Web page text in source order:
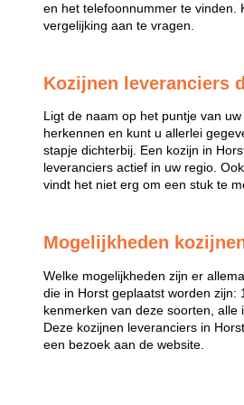
en het telefoonnummer te vinden.
vergelijking aan te vragen.
Kozijnen leveranciers
Ligt de naam op het puntje van
herkennen en kunt u allerlei
stapje dichterbij. Een kozijn in
leveranciers actief in uw regio.
vindt het niet erg om een stuk te
Mogelijkheden
Welke mogelijkheden zijn er
die in Horst geplaatst worden zijn:
kenmerken van deze soorten,
Deze kozijnen leveranciers in
een bezoek aan de website.